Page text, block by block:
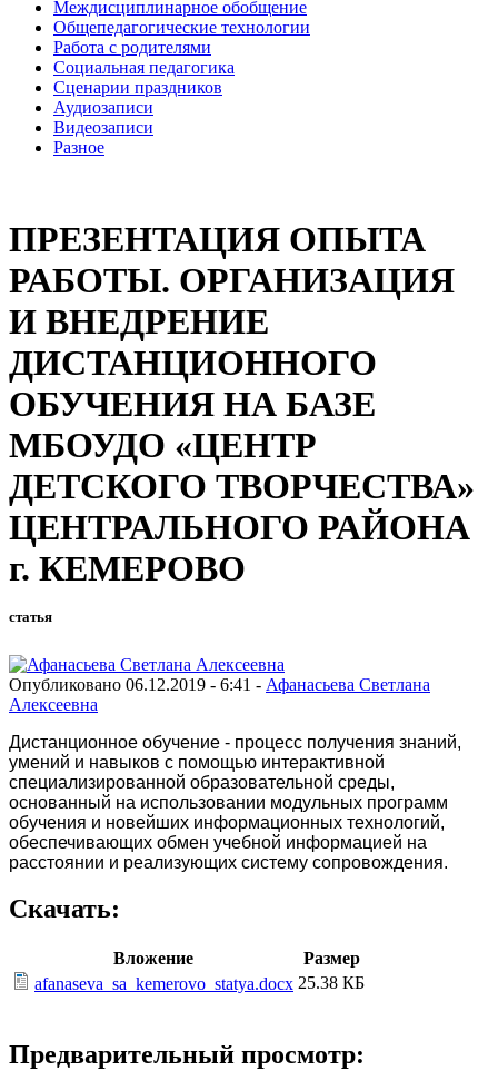
Междисциплинарное обобщение
Общепедагогические технологии
Работа с родителями
Социальная педагогика
Сценарии праздников
Аудиозаписи
Видеозаписи
Разное
ПРЕЗЕНТАЦИЯ ОПЫТА
РАБОТЫ. ОРГАНИЗАЦИЯ
И ВНЕДРЕНИЕ
ДИСТАНЦИОННОГО
ОБУЧЕНИЯ НА БАЗЕ
МБОУДО «ЦЕНТР
ДЕТСКОГО ТВОРЧЕСТВА»
ЦЕНТРАЛЬНОГО РАЙОНА
г. КЕМЕРОВО
статья
Опубликовано 06.12.2019 - 6:41 - Афанасьева Светлана
Алексеевна
Дистанционное обучение - процесс получения знаний,
умений и навыков с помощью интерактивной
специализированной образовательной среды,
основанный на использовании модульных программ
обучения и новейших информационных технологий,
обеспечивающих обмен учебной информацией на
расстоянии и реализующих систему сопровождения.
Скачать:
Вложение
Размер
afanaseva_sa_kemerovo_statya.docx 25.38 КБ
Предварительный просмотр: